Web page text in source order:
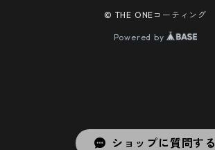
ショップに質問する
© THE ONEコーティング
Powered by